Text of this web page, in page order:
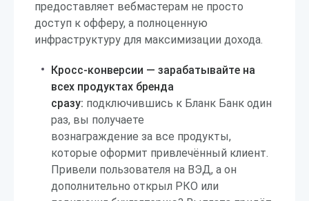
предоставляет вебмастерам не просто
доступ к офферу, а полноценную
инфраструктуру для максимизации дохода.
Кросс-конверсии — зарабатывайте на
всех продуктах бренда
сразу: подключившись к Бланк Банк один
раз, вы получаете
вознаграждение за все продукты,
которые оформит привлечённый клиент.
Привели пользователя на ВЭД, а он
дополнительно открыл РКО или